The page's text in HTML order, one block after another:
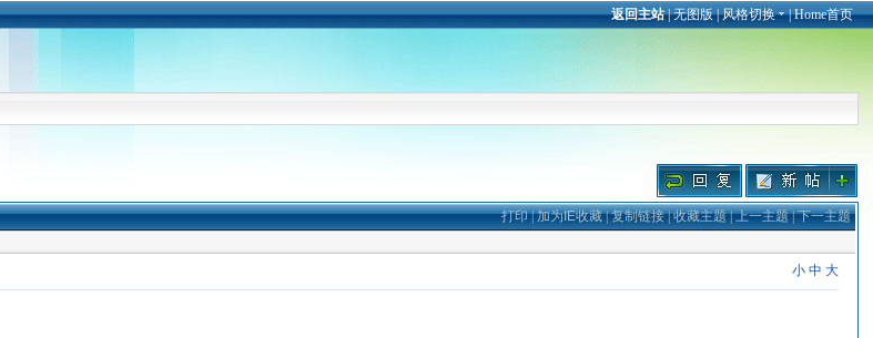
返回主站|无图版|风格切换 |Home首页
打印|加为IE收藏|复制链接|收藏主题|上一主题|下一主题
小 中 大